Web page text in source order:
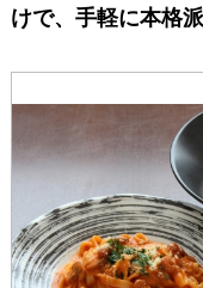
けで、手軽に本格